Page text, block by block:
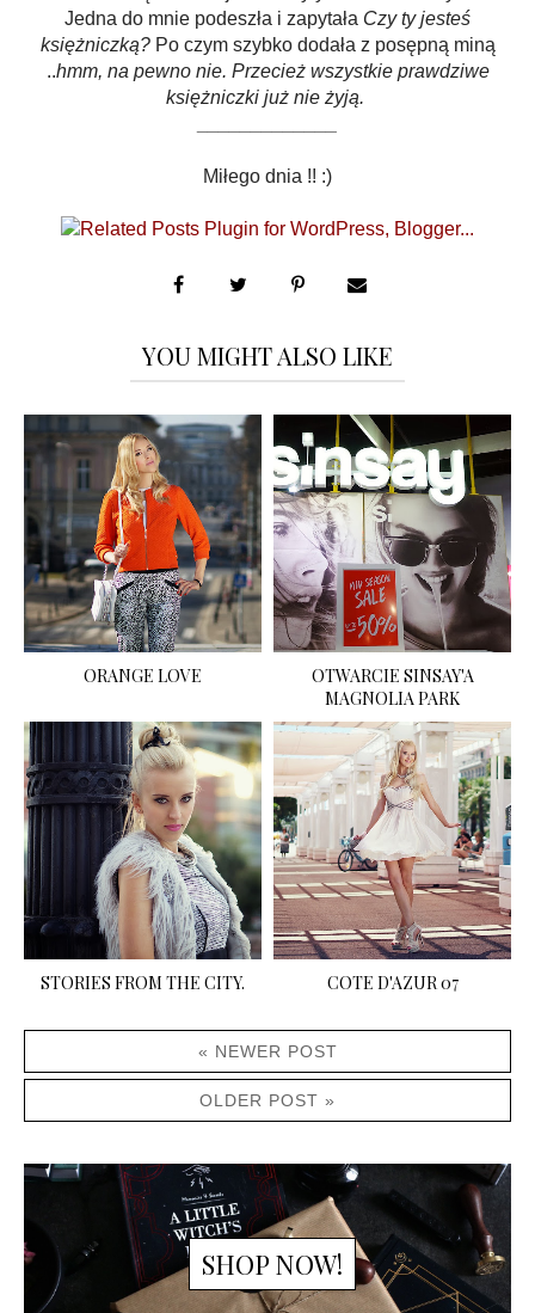
Jedna do mnie podeszła i zapytała Czy ty jesteś
księżniczką?Po czym szybko dodała z posępną miną
..hmm, na pewno nie. Przecież wszystkie prawdziwe
księżniczki już nie żyją.
Miłego dnia !! :)
YOU MIGHT ALSO LIKE
ORANGE LOVE
OTWARCIE SINSAY'A
MAGNOLIA PARK
STORIES FROM THE CITY. COTE D'AZUR 07
« NEWER POST
OLDER POST »
SHOP NOW!